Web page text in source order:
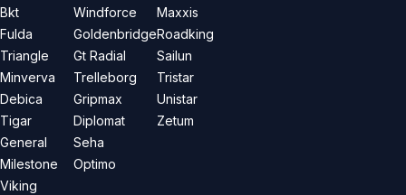
Bkt
Fulda
Triangle
Minverva
Debica
Tigar
General
Milestone
Viking
Windforce
Goldenbridge
Gt Radial
Trelleborg
Gripmax
Diplomat
Seha
Optimo
Maxxis
Roadking
Sailun
Tristar
Unistar
Zetum